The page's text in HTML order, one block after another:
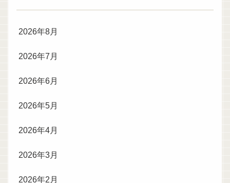
2026年8月
2026年7月
2026年6月
2026年5月
2026年4月
2026年3月
2026年2月